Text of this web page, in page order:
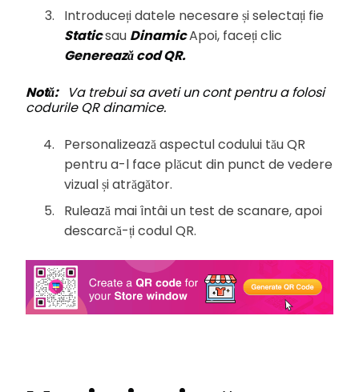
Introduceți datele necesare și selectați fie
Staticsau DinamicApoi, faceți clic
Generează cod QR.
Notă: Va trebui sa aveti un cont pentru a folosi
codurile QR dinamice.
Personalizează aspectul codului tău QR
pentru a-l face plăcut din punct de vedere
vizual și atrăgător.
Rulează mai întâi un test de scanare, apoi
descarcă-ți codul QR.